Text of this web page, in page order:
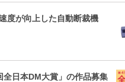
度が向上した自動断裁機
全日本DM大賞」の作品募集